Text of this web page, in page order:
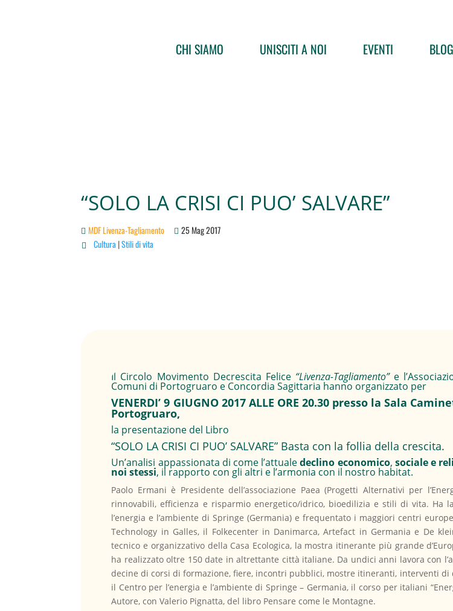
CHI SIAMO UNISCITI A NOI EVENTI BLOG
“SOLO LA CRISI CI PUO’ SALVARE”
MDF Livenza-Tagliamento 25 Mag 2017
 Cultura |Stili di vita
Il Circolo Movimento Decrescita Felice “Livenza-Tagliamento”e
Comuni di Portogruaro e Concordia Sagittaria hanno organizzato per
VENERDI’ 9 GIUGNO 2017 ALLE ORE 20.30 presso la Sala
Portogruaro,
la presentazione del Libro
“SOLO LA CRISI CI PUO’ SALVARE” Basta con la follia della crescita.
Un’analisi appassionata di come l’attualedeclino economico, sociale e
noi stessi, il rapporto con gli altri e l’armonia con il nostro habitat.
Paolo Ermani è Presidente dell’associazione Paea (Progetti Alternativi per
rinnovabili, efficienza e risparmio energetico/idrico, bioedilizia e stili di vita. Ha
l’energia e l’ambiente di Springe (Germania) e frequentato i maggiori centri
Technology in Galles, il Folkecenter in Danimarca, Artefact in Germania e De
tecnico e organizzativo della Casa Ecologica, la mostra itinerante più grande
ha realizzato oltre 150 date in altrettante città italiane. Da undici anni lavora con
decine di corsi di formazione, fiere, incontri pubblici, mostre itineranti, interventi di
il Centro per l’energia e l’ambiente di Springe – Germania, il corso per italiani
Autore, con Valerio Pignatta, del libro Pensare come le Montagne.